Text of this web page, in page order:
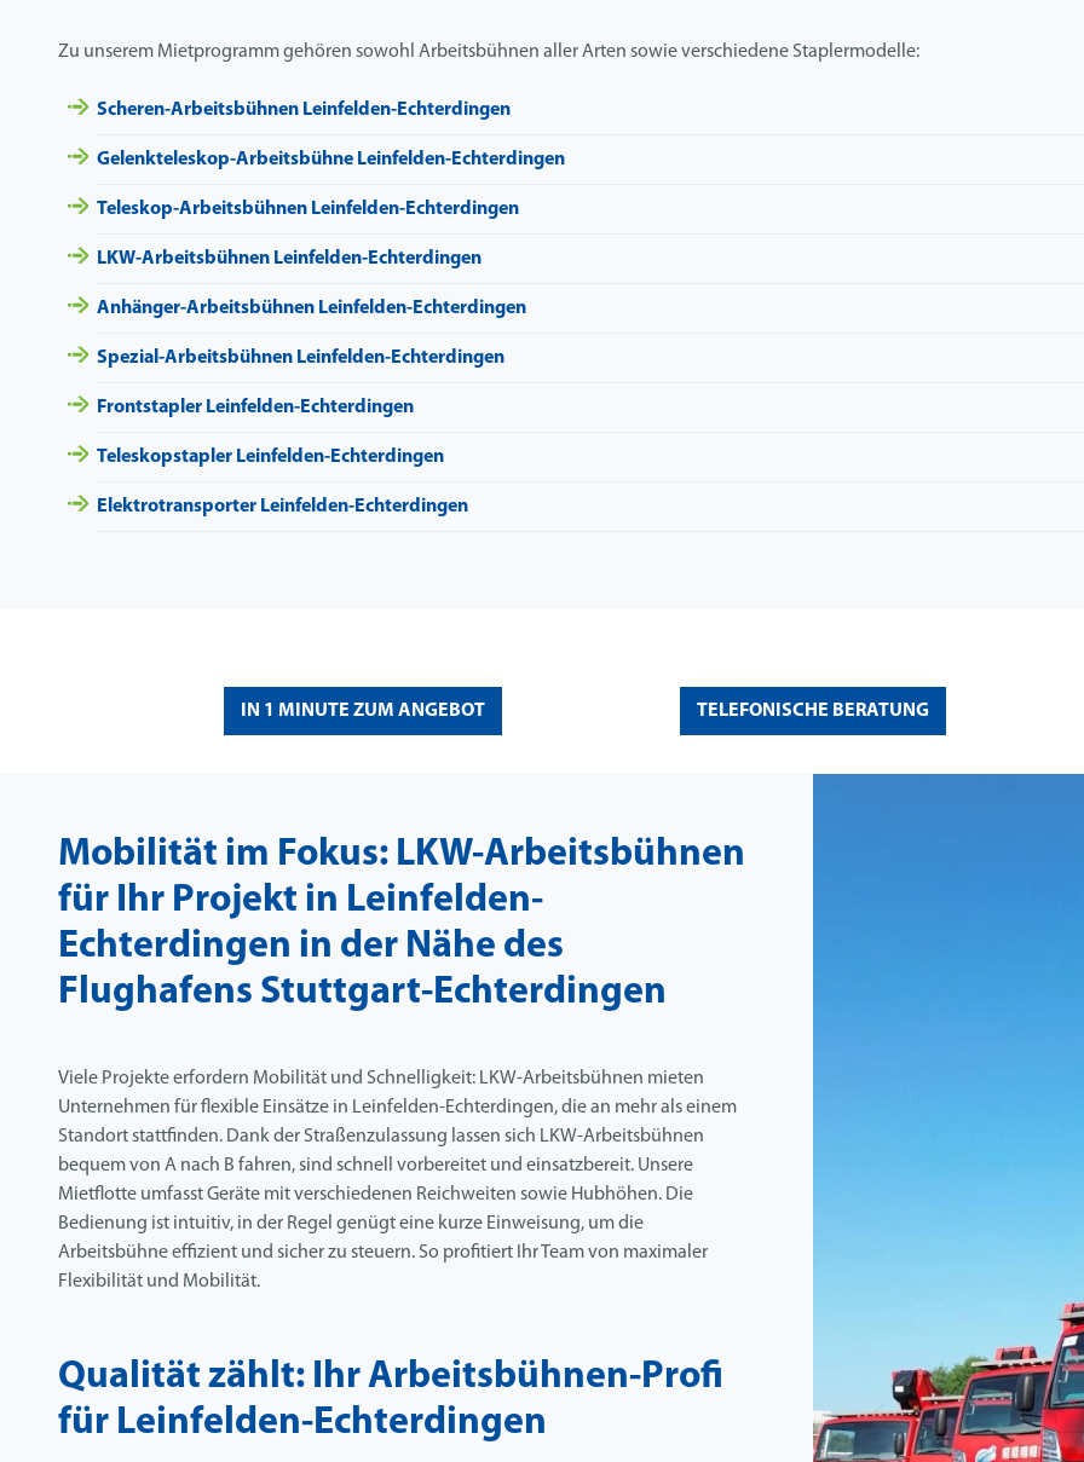
Zu unserem Mietprogramm gehören sowohl Arbeitsbühnen aller Arten sowie verschiedene Staplermodelle:
Scheren-Arbeitsbühnen Leinfelden-Echterdingen
Gelenkteleskop-Arbeitsbühne Leinfelden-Echterdingen
Teleskop-Arbeitsbühnen Leinfelden-Echterdingen
LKW-Arbeitsbühnen Leinfelden-Echterdingen
Anhänger-Arbeitsbühnen Leinfelden-Echterdingen
Spezial-Arbeitsbühnen Leinfelden-Echterdingen
Frontstapler Leinfelden-Echterdingen
Teleskopstapler Leinfelden-Echterdingen
Elektrotransporter Leinfelden-Echterdingen
IN 1 MINUTE ZUM ANGEBOT TELEFONISCHE BERATUNG
Mobilität im Fokus: LKW-Arbeitsbühnen
für Ihr Projekt in Leinfelden-
Echterdingen in der Nähe des
Flughafens Stuttgart-Echterdingen
Viele Projekte erfordern Mobilität und Schnelligkeit: LKW-Arbeitsbühnen mieten
Unternehmen für flexible Einsätze in Leinfelden-Echterdingen, die an mehr als einem
Standort stattfinden. Dank der Straßenzulassung lassen sich LKW-Arbeitsbühnen
bequem von A nach B fahren, sind schnell vorbereitet und einsatzbereit. Unsere
Mietflotte umfasst Geräte mit verschiedenen Reichweiten sowie Hubhöhen. Die
Bedienung ist intuitiv, in der Regel genügt eine kurze Einweisung, um die
Arbeitsbühne effizient und sicher zu steuern. So profitiert Ihr Team von maximaler
Flexibilität und Mobilität.
Qualität zählt: Ihr Arbeitsbühnen-Profi
für Leinfelden-Echterdingen